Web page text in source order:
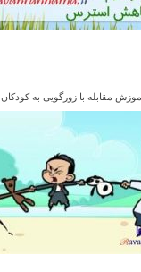
مقابله با زورگویی به کودکان